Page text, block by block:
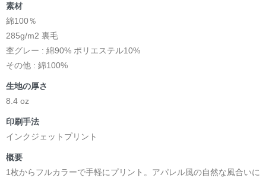
素材
綿100％
285g/m2 裏毛
杢グレー : 綿90% ポリエステル10%
その他 : 綿100%
生地の厚さ
8.4 oz
印刷手法
インクジェットプリント
概要
1枚からフルカラーで手軽にプリント。アパレル風の自然な風合いに